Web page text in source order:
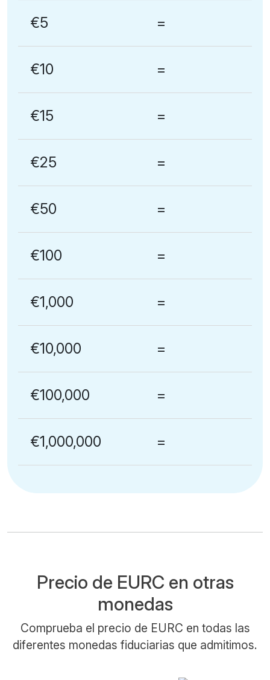
€5 =
€10 =
€15 =
€25 =
€50 =
€100 =
€1,000 =
€10,000 =
€100,000 =
€1,000,000 =
Precio de EURC en otras
monedas
Comprueba el precio de EURC en todas las
diferentes monedas fiduciarias que admitimos.